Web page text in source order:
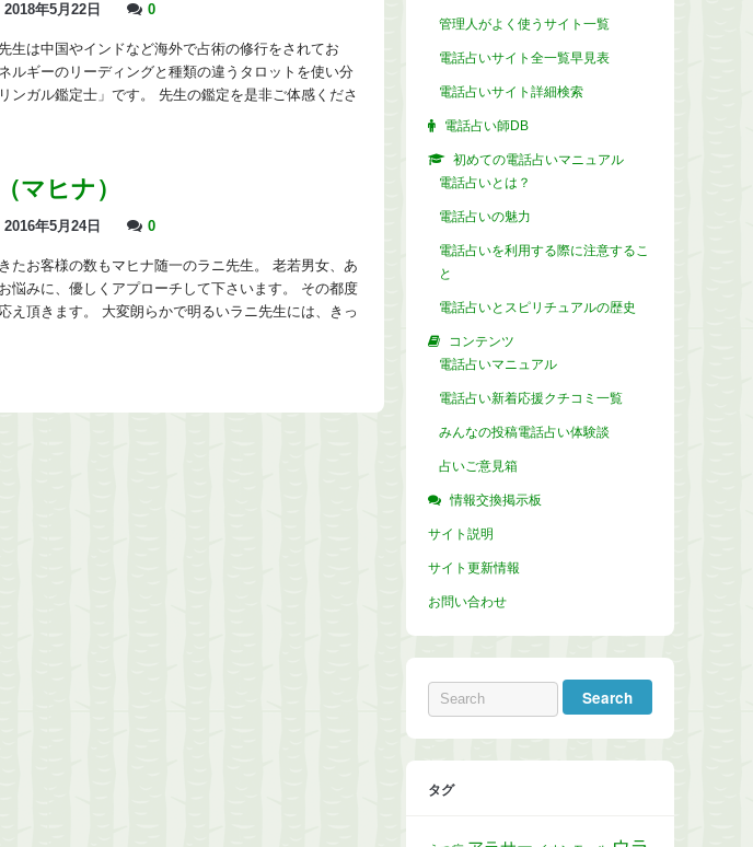
2018年5月22日 0
生は中国やインドなど海外で占術の修行をされてお
ルギーのリーディングと種類の違うタロットを使い分
ンガル鑑定士」です。 先生の鑑定を是非ご体感くださ
マヒナ）
2016年5月24日 0
たお客様の数もマヒナ随一のラニ先生。 老若男女、あ
悩みに、優しくアプローチして下さいます。 その都度
え頂きます。 大変朗らかで明るいラニ先生には、きっ
管理人がよく使うサイト一覧
電話占いサイト全一覧早見表
電話占いサイト詳細検索
電話占い師DB
初めての電話占いマニュアル
電話占いとは？
電話占いの魅力
電話占いを利用する際に注意するこ
と
電話占いとスピリチュアルの歴史
コンテンツ
電話占いマニュアル
電話占い新着応援クチコミ一覧
みんなの投稿電話占い体験談
占いご意見箱
情報交換掲示板
サイト説明
サイト更新情報
お問い合わせ
タグ